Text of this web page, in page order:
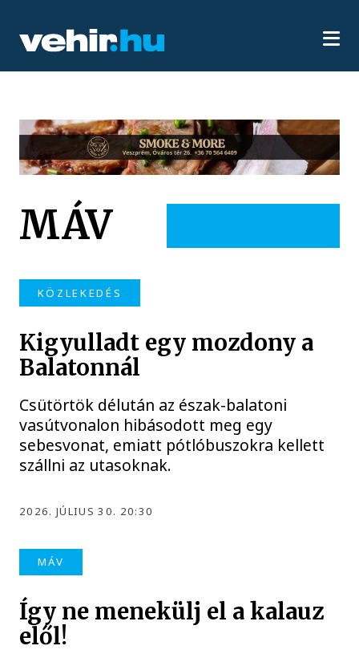
MÁV
KÖZLEKEDÉS
Kigyulladt egy mozdony a
Balatonnál
Csütörtök délután az észak-balatoni
vasútvonalon hibásodott meg egy
sebesvonat, emiatt pótlóbuszokra kellett
szállni az utasoknak.
2026. JÚLIUS 30. 20:30
MÁV
Így ne menekülj el a kalauz
elől!